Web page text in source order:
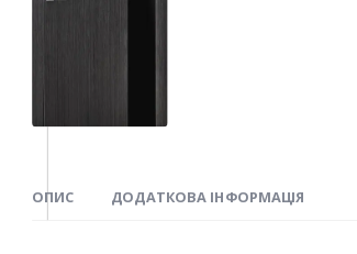
ОПИС ДОДАТКОВА ІНФОРМАЦІЯ